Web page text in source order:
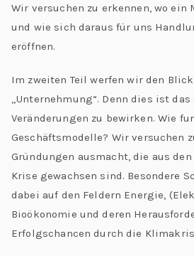
Wir versuchen zu erkennen, wo ein
und wie sich daraus für uns
eröffnen.
Im zweiten Teil werfen wir den
„Unternehmung“. Denn dies ist
Veränderungen zu bewirken. Wie
Geschäftsmodelle? Wir versuchen
Gründungen ausmacht, die aus
Krise gewachsen sind. Besondere
dabei auf den Feldern Energie,
Bioökonomie und deren
Erfolgschancen durch die